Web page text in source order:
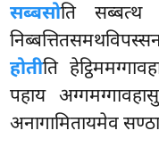
सब्बसोति सब्बत्थ
होतीति
पहाय
अनागामितायमेव